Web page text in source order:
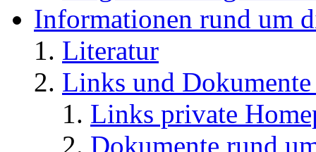
Informationen rund um
Literatur
Links und
Links private
Dokumente rund